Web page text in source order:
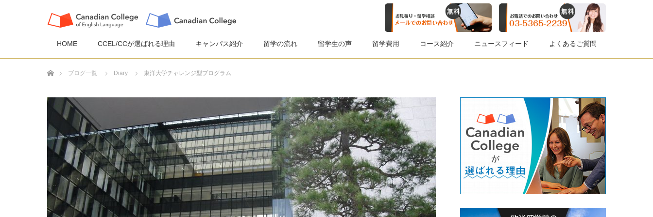
HOME CCEL/CCが選ばれる理由 キャンパス紹介 留学の流れ 留学生の声 留学費用 コース紹介 ニュースフィード よくあるご質問
ブログ一覧
Diary 東洋大学チャレンジ型プログラム